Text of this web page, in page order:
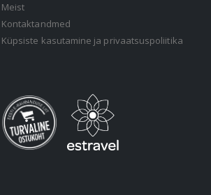
Meist
Kontaktandmed
Küpsiste kasutamine ja privaatsuspoliitika